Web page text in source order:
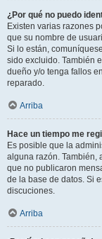
¿Por qué no puedo
Existen varias razones
que su nombre de
Si lo están,
sido excluido. También
dueño y/o tenga fallos
reparado.
Arriba
Hace un tiempo me
Es posible que la
alguna razón. También,
que no publicaron
de la base de datos. Si
discuciones.
Arriba